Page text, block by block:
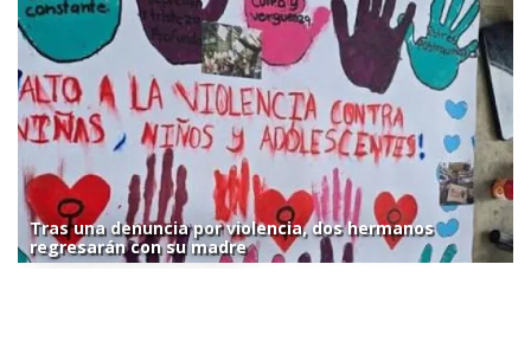
Tras una denuncia por violencia, dos hermanos
regresarán con su madre